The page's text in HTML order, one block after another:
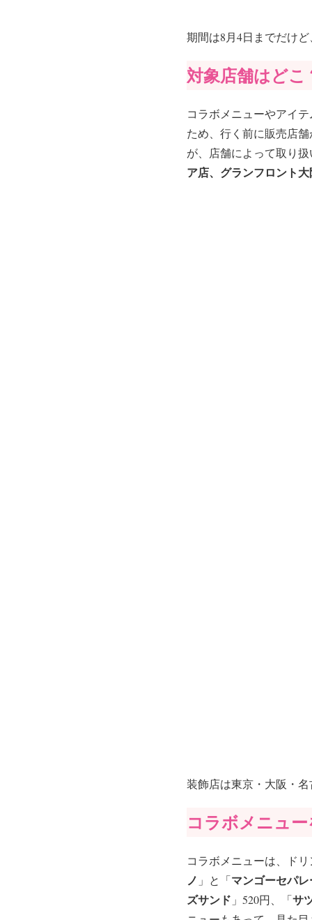
期間は8月4日までだけ
対象店舗はどこ
コラボメニューやアイ
ため、行く前に販売店
が、店舗によって取り
ア店、グランフロント
装飾店は東京・大阪・
コラボメニュ
コラボメニューは、ド
ノ 」と「マンゴーセパ
ズサンド 」520円、「サ